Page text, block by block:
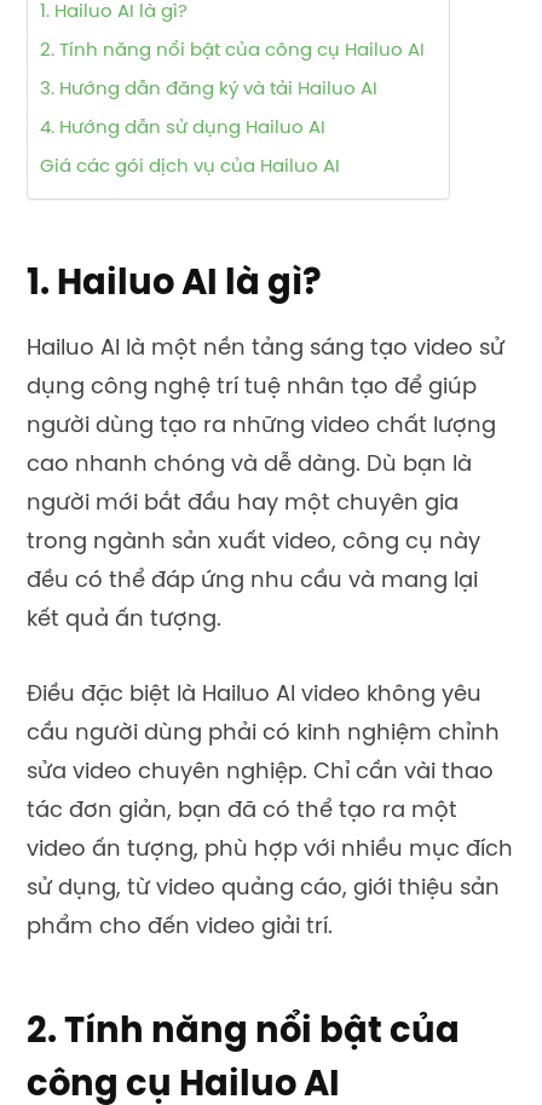
1. Hailuo AI là gì?
2. Tính năng nổi bật của công cụ Hailuo AI
3. Hướng dẫn đăng ký và tải Hailuo AI
4. Hướng dẫn sử dụng Hailuo AI
Giá các gói dịch vụ của Hailuo AI
1. Hailuo AI là gì?
Hailuo AI là một nền tảng sáng tạo video sử
dụng công nghệ trí tuệ nhân tạo để giúp
người dùng tạo ra những video chất lượng
cao nhanh chóng và dễ dàng. Dù bạn là
người mới bắt đầu hay một chuyên gia
trong ngành sản xuất video, công cụ này
đều có thể đáp ứng nhu cầu và mang lại
kết quả ấn tượng.
Điều đặc biệt là Hailuo AI video không yêu
cầu người dùng phải có kinh nghiệm chỉnh
sửa video chuyên nghiệp. Chỉ cần vài thao
tác đơn giản, bạn đã có thể tạo ra một
video ấn tượng, phù hợp với nhiều mục đích
sử dụng, từ video quảng cáo, giới thiệu sản
phẩm cho đến video giải trí.
2. Tính năng nổi bật của
công cụ Hailuo AI